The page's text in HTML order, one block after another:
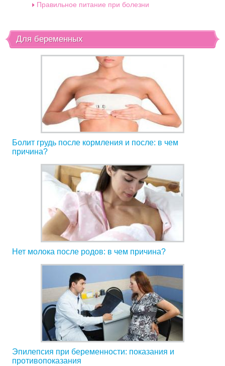
Правильное питание при болезни
Для беременных
Болит грудь после кормления и после: в чем
причина?
Нет молока после родов: в чем причина?
Эпилепсия при беременности: показания и
противопоказания